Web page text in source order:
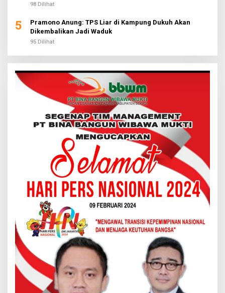
98 Dilihat
5
Pramono Anung: TPS Liar di Kampung Dukuh Akan
Dikembalikan Jadi Waduk
95 Dilihat